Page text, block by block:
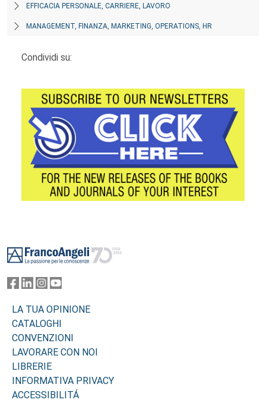
EFFICACIA PERSONALE, CARRIERE, LAVORO
MANAGEMENT, FINANZA, MARKETING, OPERATIONS, HR
Condividi su:
LA TUA OPINIONE
CATALOGHI
CONVENZIONI
LAVORARE CON NOI
LIBRERIE
INFORMATIVA PRIVACY
ACCESSIBILITÁ